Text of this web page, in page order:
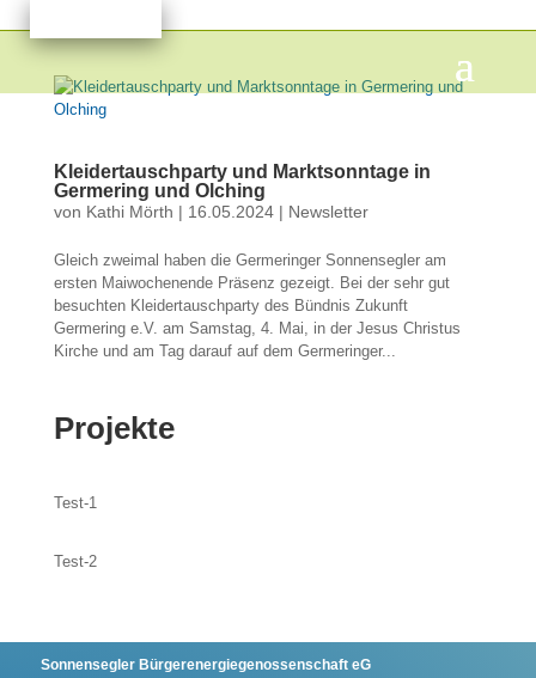
Kleidertauschparty und Marktsonntage in
Germering und Olching
von Kathi Mörth | 16.05.2024| Newsletter
Gleich zweimal haben die Germeringer Sonnensegler am
ersten Maiwochenende Präsenz gezeigt. Bei der sehr gut
besuchten Kleidertauschparty des Bündnis Zukunft
Germering e.V. am Samstag, 4. Mai, in der Jesus Christus
Kirche und am Tag darauf auf dem Germeringer...
Projekte
Test-1
Test-2
Sonnensegler Bürgerenergiegenossenschaft eG